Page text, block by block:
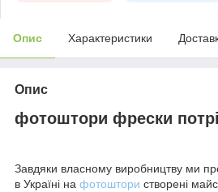
Опис Характеристики
Опис
фотоштори фрески
Завдяки власному виробництву ми
в Україні на фотоштори створені